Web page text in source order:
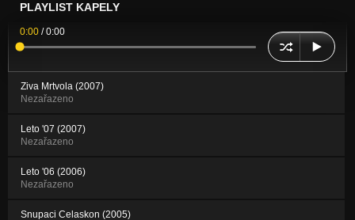
PLAYLIST KAPELY
0:00 /0:00
Ziva Mrtvola (2007)
Nezařazeno
Leto '07 (2007)
Nezařazeno
Leto '06 (2006)
Nezařazeno
Snupaci Celaskon (2005)